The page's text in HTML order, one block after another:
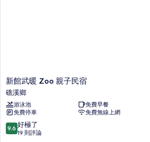
新
館
武
暖
Zoo
親
子
新館武暖 Zoo 親子民宿
礁溪鄉
游泳池
免費早餐
免費停車
免費無線上網
9.6
分，
9.6 好極了
19 則評論